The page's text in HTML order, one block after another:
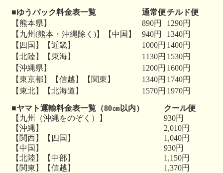
■ゆうパック料金表一覧 通常便チルド便
【熊本県】
890円
1290円
【九州(熊本・沖縄除く)】【中国】
940円
1340円
【四国】【近畿】
1000円 1400円
【北陸】【東海】
1130円 1530円
【沖縄県】
1200円 1600円
【東京都】【信越】【関東】
1340円 1740円
【東北】【北海道】
1570円 1970円
■ヤマト運輸料金表一覧（80㎝以内）
クール便
【九州（沖縄をのぞく）】
930円
【沖縄】
2,010円
【関西】【四国】
1,040円
【中国】
930円
【北陸】【中部】
1,150円
【関東】【信越】
1,370円